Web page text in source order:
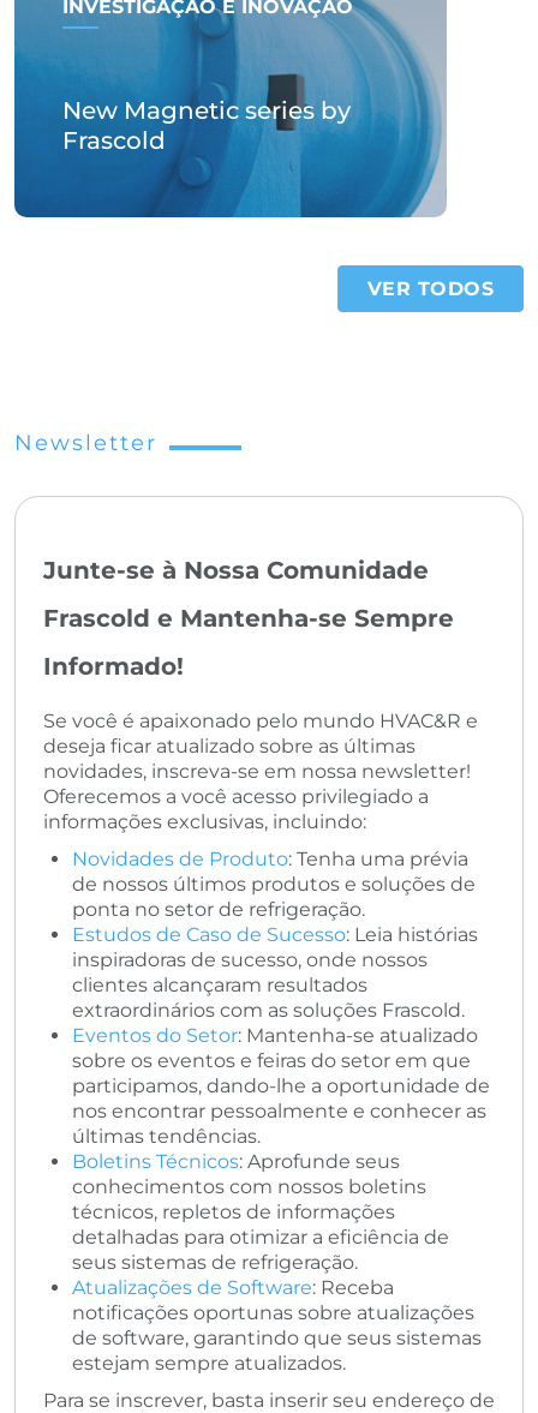
INVESTIGAÇÃO E INOVAÇÃO
New Magnetic series by
Frascold
VER TODOS
Newsletter
Junte-se à Nossa Comunidade
Frascold e Mantenha-se Sempre
Informado!
Se você é apaixonado pelo mundo HVAC&R e
deseja ficar atualizado sobre as últimas
novidades, inscreva-se em nossa newsletter!
Oferecemos a você acesso privilegiado a
informações exclusivas, incluindo:
Novidades de Produto: Tenha uma prévia
de nossos últimos produtos e soluções de
ponta no setor de refrigeração.
Estudos de Caso de Sucesso: Leia histórias
inspiradoras de sucesso, onde nossos
clientes alcançaram resultados
extraordinários com as soluções Frascold.
Eventos do Setor: Mantenha-se atualizado
sobre os eventos e feiras do setor em que
participamos, dando-lhe a oportunidade de
nos encontrar pessoalmente e conhecer as
últimas tendências.
Boletins Técnicos: Aprofunde seus
conhecimentos com nossos boletins
técnicos, repletos de informações
detalhadas para otimizar a eficiência de
seus sistemas de refrigeração.
Atualizações de Software: Receba
notificações oportunas sobre atualizações
de software, garantindo que seus sistemas
estejam sempre atualizados.
Para se inscrever, basta inserir seu endereço de